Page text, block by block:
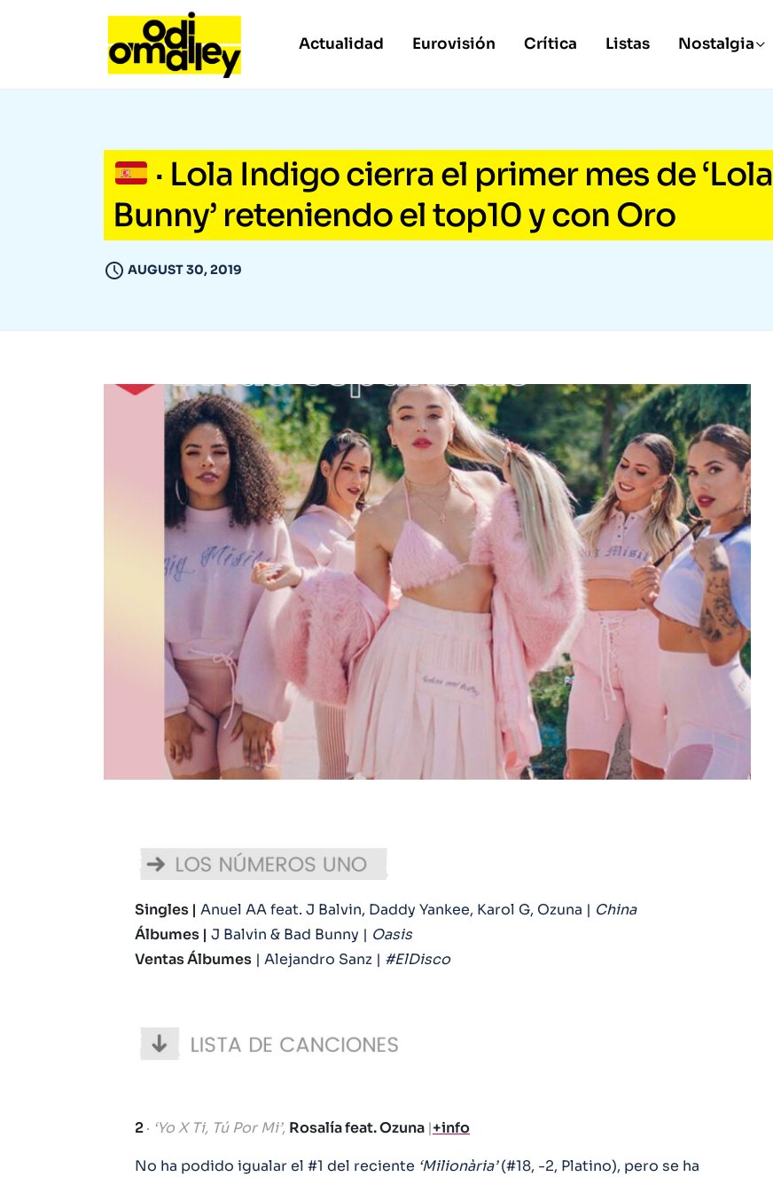
Actualidad Eurovisión Crítica Listas Nostalgia
· Lola Indigo cierra el primer mes de ‘Lola
Bunny’ reteniendo el top10 y con Oro
AUGUST 30, 2019
Singles | Anuel AA feat. J Balvin, Daddy Yankee, Karol G, Ozuna | China
Álbumes | J Balvin & Bad Bunny | Oasis
Ventas Álbumes | Alejandro Sanz | #ElDisco
2· ‘Yo X Ti, Tú Por Mi’, Rosalía feat. Ozuna |+info
No ha podido igualar el #1 del reciente ‘Milionària’(#18, -2, Platino), pero se ha